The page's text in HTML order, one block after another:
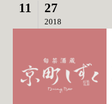
11 27
2018